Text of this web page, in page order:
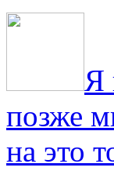
Я
позже
на это